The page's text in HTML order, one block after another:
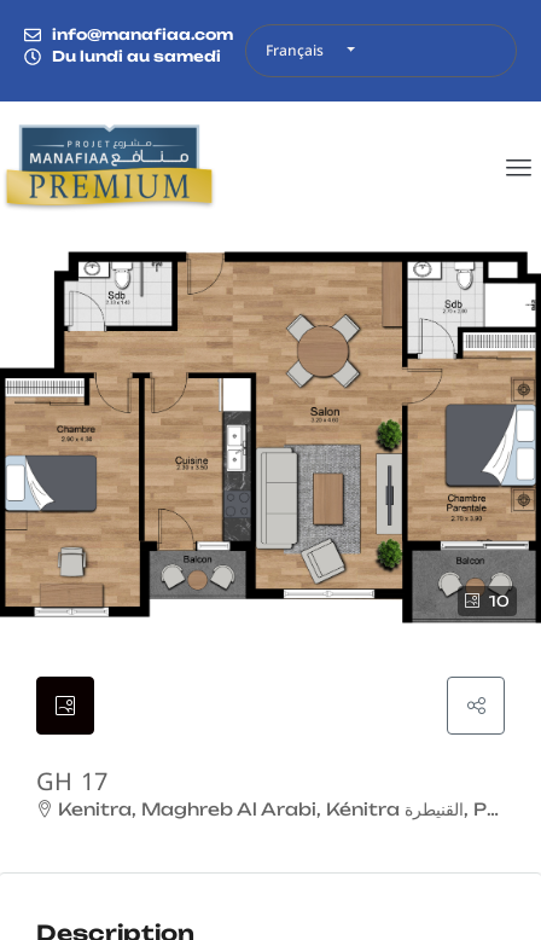
info@manafiaa.com
Du lundi au samedi
Français
10
GH 17
Description